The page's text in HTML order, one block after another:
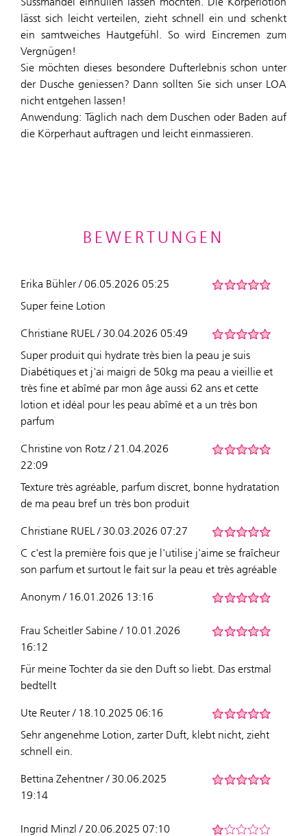
lässt sich leicht verteilen, zieht schnell ein und schenkt
ein samtweiches Hautgefühl. So wird Eincremen zum
Vergnügen!
Sie möchten dieses besondere Dufterlebnis schon unter
der Dusche geniessen? Dann sollten Sie sich unser LOA
nicht entgehen lassen!
Anwendung: Täglich nach dem Duschen oder Baden auf
die Körperhaut auftragen und leicht einmassieren.
BEWERTUNGEN
Erika Bühler / 06.05.2026 05:25
Super feine Lotion
Christiane RUEL / 30.04.2026 05:49
Super produit qui hydrate très bien la peau je suis
Diabétiques et j'ai maigri de 50kg ma peau a vieillie et
très fine et abîmé par mon âge aussi 62 ans et cette
lotion et idéal pour les peau abîmé et a un très bon
parfum
Christine von Rotz / 21.04.2026
22:09
Texture très agréable, parfum discret, bonne hydratation
de ma peau bref un très bon produit
Christiane RUEL / 30.03.2026 07:27
C c'est la première fois que je l'utilise j'aime se fraîcheur
son parfum et surtout le fait sur la peau et très agréable
Anonym / 16.01.2026 13:16
Frau Scheitler Sabine / 10.01.2026
16:12
Für meine Tochter da sie den Duft so liebt. Das erstmal
bedtellt
Ute Reuter / 18.10.2025 06:16
Sehr angenehme Lotion, zarter Duft, klebt nicht, zieht
schnell ein.
Bettina Zehentner / 30.06.2025
19:14
Ingrid Minzl / 20.06.2025 07:10